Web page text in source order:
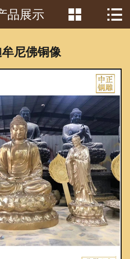
首页
客户见证
常识问答
新闻资讯
荣誉资质
泥塑鉴赏
联系我们
品展示  
尼佛铜像